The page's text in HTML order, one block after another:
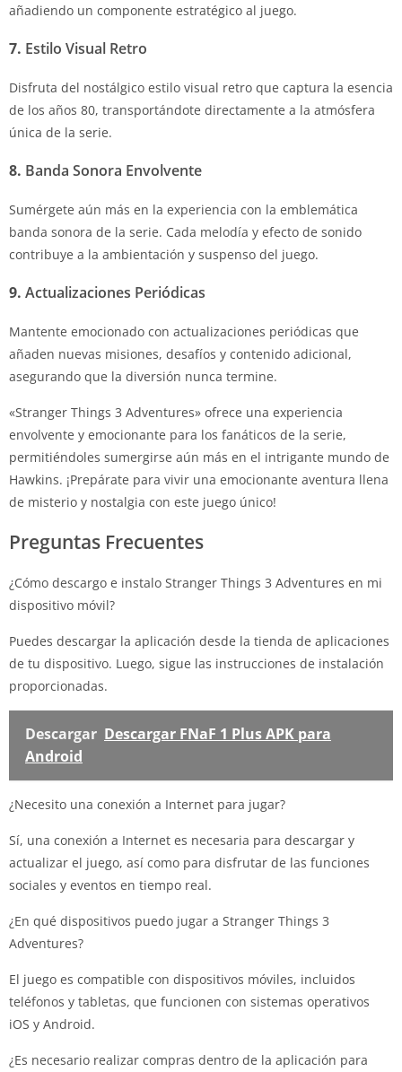
añadiendo un componente estratégico al juego.
7. Estilo Visual Retro
Disfruta del nostálgico estilo visual retro que captura la esencia
de los años 80, transportándote directamente a la atmósfera
única de la serie.
8. Banda Sonora Envolvente
Sumérgete aún más en la experiencia con la emblemática
banda sonora de la serie. Cada melodía y efecto de sonido
contribuye a la ambientación y suspenso del juego.
9. Actualizaciones Periódicas
Mantente emocionado con actualizaciones periódicas que
añaden nuevas misiones, desafíos y contenido adicional,
asegurando que la diversión nunca termine.
«Stranger Things 3 Adventures» ofrece una experiencia
envolvente y emocionante para los fanáticos de la serie,
permitiéndoles sumergirse aún más en el intrigante mundo de
Hawkins. ¡Prepárate para vivir una emocionante aventura llena
de misterio y nostalgia con este juego único!
Preguntas Frecuentes
¿Cómo descargo e instalo Stranger Things 3 Adventures en mi
dispositivo móvil?
Puedes descargar la aplicación desde la tienda de aplicaciones
de tu dispositivo. Luego, sigue las instrucciones de instalación
proporcionadas.
Descargar Descargar FNaF 1 Plus APK para
Android
¿Necesito una conexión a Internet para jugar?
Sí, una conexión a Internet es necesaria para descargar y
actualizar el juego, así como para disfrutar de las funciones
sociales y eventos en tiempo real.
¿En qué dispositivos puedo jugar a Stranger Things 3
Adventures?
El juego es compatible con dispositivos móviles, incluidos
teléfonos y tabletas, que funcionen con sistemas operativos
iOS y Android.
¿Es necesario realizar compras dentro de la aplicación para